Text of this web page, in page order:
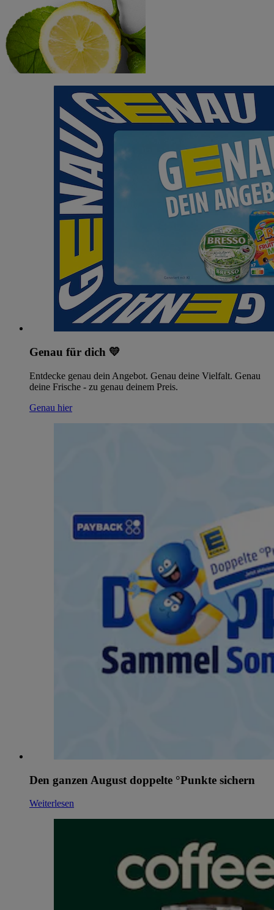
Genau für dich 💛
Entdecke genau dein Angebot. Genau deine Vielfalt. Genau
deine Frische - zu genau deinem Preis.
Genau hier
Den ganzen August doppelte °Punkte sichern
Weiterlesen